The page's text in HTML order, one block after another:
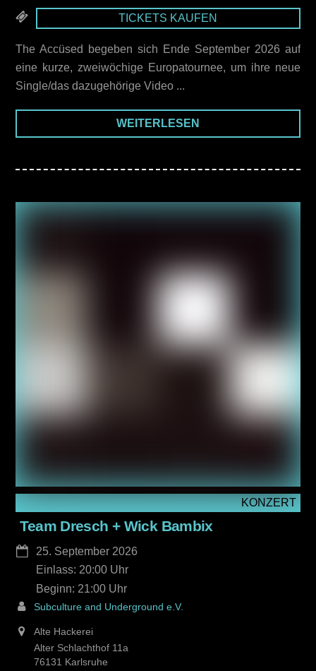
TICKETS KAUFEN
The Accüsed begeben sich Ende September 2026 auf
eine kurze, zweiwöchige Europatournee, um ihre neue
Single/das dazugehörige Video ...
WEITERLESEN
KONZERT
Team Dresch + Wick Bambix
25. September 2026
21:00
Einlass: 20:00
Subculture and Underground e.V.
Alte Hackerei
Alter Schlachthof 11a
76131 Karlsruhe